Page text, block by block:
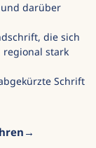
und darüber
die sich
regional stark
Schrift